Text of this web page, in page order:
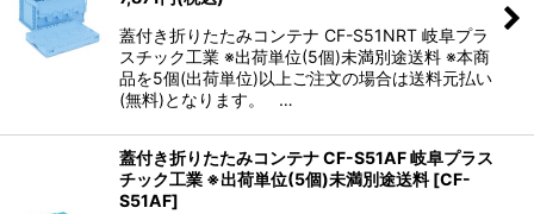
蓋付き折りたたみコンテナ CF-S51NRT 岐阜プラ
スチック工業 ※出荷単位(5個)未満別途送料 ※本商
品を5個(出荷単位)以上ご注文の場合は送料元払い
(無料)となります。 …
蓋付き折りたたみコンテナ CF-S51AF 岐阜プラス
チック工業 ※出荷単位(5個)未満別途送料 [CF-
S51AF]